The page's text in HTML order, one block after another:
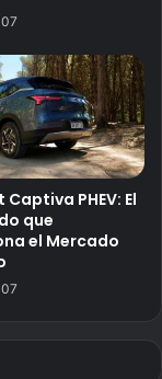
PHEV: El
que
el Mercado